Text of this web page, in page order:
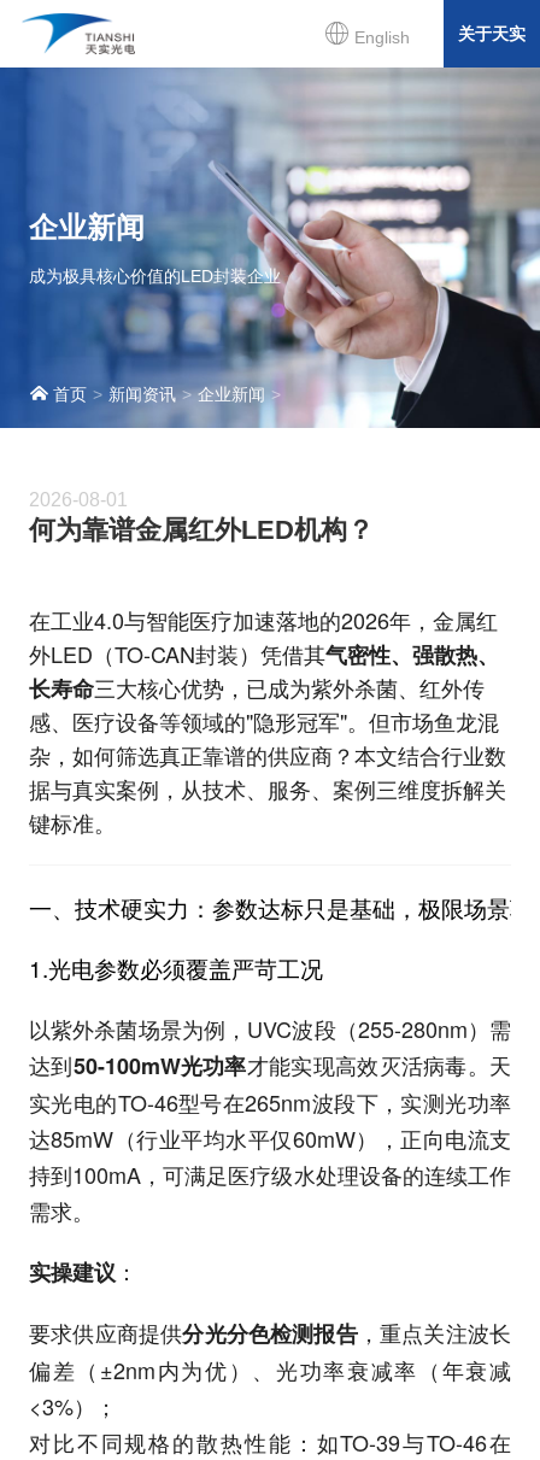
English 关于天实
企业新闻
成为极具核心价值的LED封装企业
首页 新闻资讯 企业新闻
2026-08-01
何为靠谱金属红外LED机构？
在工业4.0与智能医疗加速落地的2026年，金属红
外LED（TO-CAN封装）凭借其气密性、强散热、
长寿命三大核心优势，已成为紫外杀菌、红外传
感、医疗设备等领域的"隐形冠军"。但市场鱼龙混
杂，如何筛选真正靠谱的供应商？本文结合行业数
据与真实案例，从技术、服务、案例三维度拆解关
键标准。
一、技术硬实力：参数达标只是基础，极限场景
1.光电参数必须覆盖严苛工况
以紫外杀菌场景为例，UVC波段（255-280nm）需
达到50-100mW光功率才能实现高效灭活病毒。天
实光电的TO-46型号在265nm波段下，实测光功率
达85mW（行业平均水平仅60mW），正向电流支
持到100mA，可满足医疗级水处理设备的连续工作
需求。
实操建议 ：
要求供应商提供分光分色检测报告，重点关注波长
偏差（±2nm内为优）、光功率衰减率（年衰减
<3%）；
对比不同规格的散热性能：如TO-39与TO-46在